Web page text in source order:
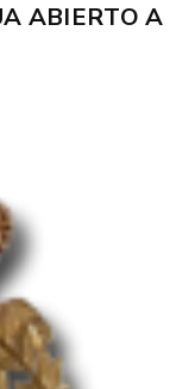
ABIERTO A